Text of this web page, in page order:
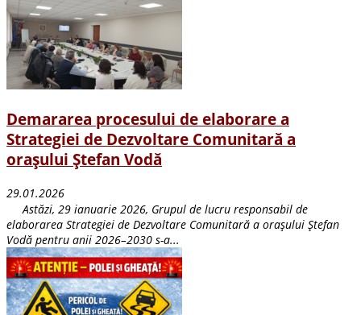
Demararea procesului de elaborare a
Strategiei de Dezvoltare Comunitară a
orașului Ștefan Vodă
29.01.2026
Astăzi, 29 ianuarie 2026, Grupul de lucru responsabil de
elaborarea Strategiei de Dezvoltare Comunitară a orașului Ștefan
Vodă pentru anii 2026–2030 s-a...